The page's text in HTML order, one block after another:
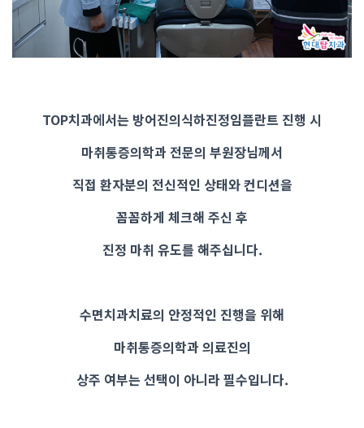
TOP치과에서는 방어진의식하진정임플란트 진행 시
마취통증의학과 전문의 부원장님께서
직접 환자분의 전신적인 상태와 컨디션을
꼼꼼하게 체크해 주신 후
진정 마취 유도를 해주십니다.
수면치과치료의 안정적인 진행을 위해
마취통증의학과 의료진의
상주 여부는 선택이 아니라 필수입니다.